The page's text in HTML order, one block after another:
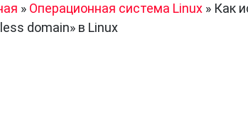
» Операционная система Linux » Как
domain» в Linux